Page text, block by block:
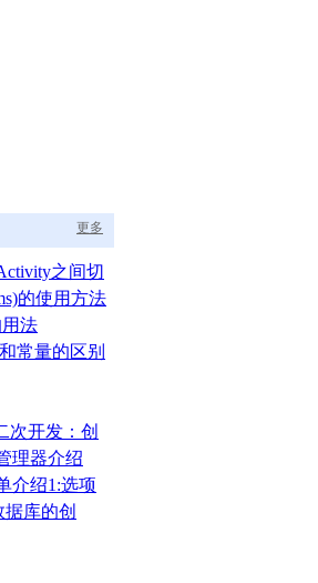
更多
之间切
的使用方法
法
常量的区别
次开发：创
理器介绍
介绍1:选项
据库的创